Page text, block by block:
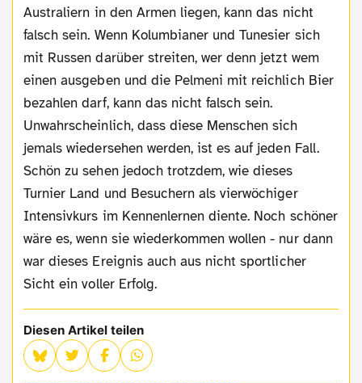
Australiern in den Armen liegen, kann das nicht
falsch sein. Wenn Kolumbianer und Tunesier sich
mit Russen darüber streiten, wer denn jetzt wem
einen ausgeben und die Pelmeni mit reichlich Bier
bezahlen darf, kann das nicht falsch sein.
Unwahrscheinlich, dass diese Menschen sich
jemals wiedersehen werden, ist es auf jeden Fall.
Schön zu sehen jedoch trotzdem, wie dieses
Turnier Land und Besuchern als vierwöchiger
Intensivkurs im Kennenlernen diente. Noch schöner
wäre es, wenn sie wiederkommen wollen - nur dann
war dieses Ereignis auch aus nicht sportlicher
Sicht ein voller Erfolg.
Diesen Artikel teilen